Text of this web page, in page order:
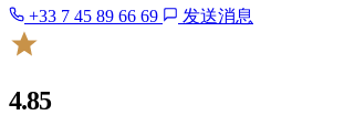
+33 7 45 89 66 69 发送消息
4.85